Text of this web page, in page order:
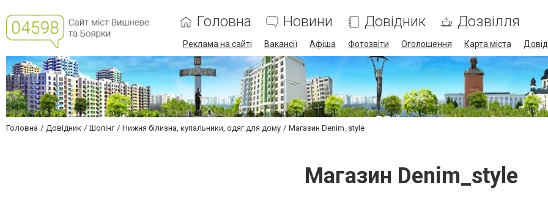
Головна Новини Довідник Дозвілля
Реклама на сайті Вакансії Афіша Фотозвіти Оголошення Карта міста
Головна Довідник Шопінг Нижня білизна, купальники, одяг для дому Магазин Denim_style
Магазин Denim_style